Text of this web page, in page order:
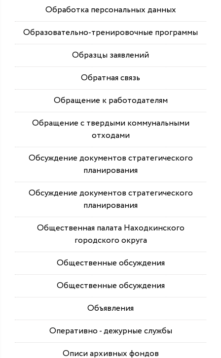
Обработка персональных данных
Образовательно-тренировочные программы
Образцы заявлений
Обратная связь
Обращение к работодателям
Обращение с твердыми коммунальными
отходами
Обсуждение документов стратегического
планирования
Обсуждение документов стратегического
планирования
Общественная палата Находкинского
городского округа
Общественные обсуждения
Общественные обсуждения
Объявления
Оперативно - дежурные службы
Описи архивных фондов